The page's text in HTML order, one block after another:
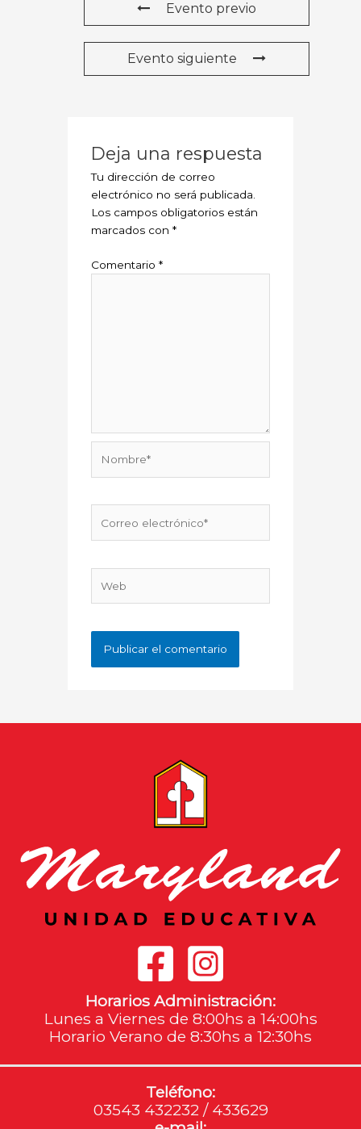
Evento previo
Evento siguiente
Deja una respuesta
Tu dirección de correo
electrónico no será publicada.
Los campos obligatorios están
marcados con*
Comentario*
electrónico*
Horarios Administración:
Lunes a Viernes de 8:00hs a 14:00hs
Horario Verano de 8:30hs a 12:30hs
Teléfono:
03543 432232 / 433629